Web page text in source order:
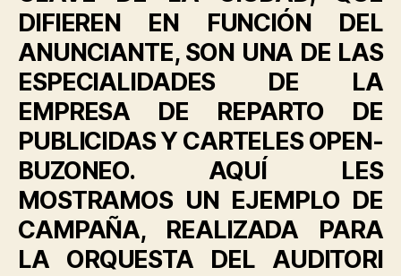
DIFIEREN EN FUNCIÓN DEL
ANUNCIANTE, SON UNA DE LAS
ESPECIALIDADES DE LA
EMPRESA DE REPARTO DE
PUBLICIDAS Y CARTELES OPEN-
BUZONEO. AQUÍ LES
MOSTRAMOS UN EJEMPLO DE
CAMPAÑA, REALIZADA PARA
LA ORQUESTA DEL AUDITORI